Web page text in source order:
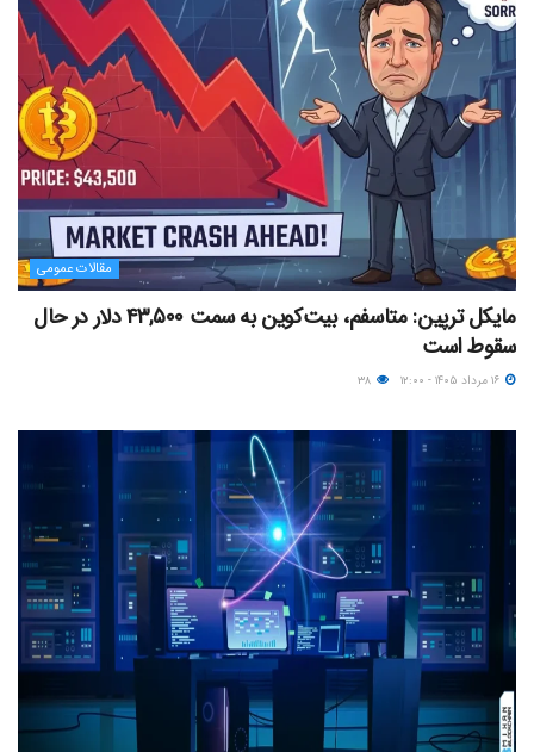
مقالات عمومی
مایکل ترپین: متاسفم، بیت‌کوین به سمت ۴۳,۵۰۰ دلار در حال
سقوط است